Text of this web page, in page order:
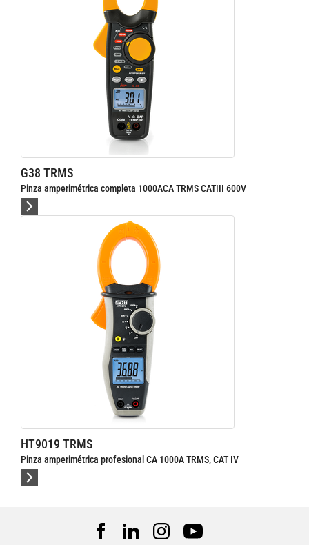
G38 TRMS
Pinza amperimétrica completa 1000ACA TRMS CATIII 600V
HT9019 TRMS
Pinza amperimétrica profesional CA 1000A TRMS, CAT IV